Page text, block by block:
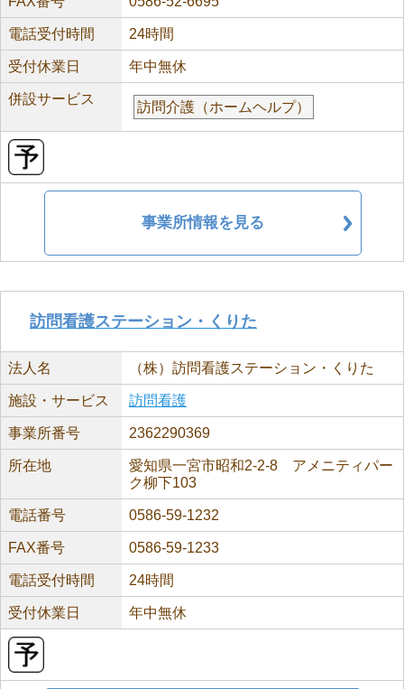
電話受付時間 24時間
受付休業日 年中無休
併設サービス
訪問介護（ホームヘルプ）
事業所情報を見る
訪問看護ステーション・くりた
法人名 （株）訪問看護ステーション・くりた
施設・サービス 訪問看護
事業所番号 2362290369
所在地
愛知県一宮市昭和2-2-8 アメニティパー
ク柳下103
電話番号 0586-59-1232
FAX番号 0586-59-1233
電話受付時間 24時間
受付休業日 年中無休